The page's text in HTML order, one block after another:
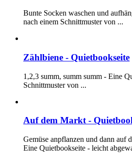
Bunte Socken waschen und
nach einem Schnittmuster von ...
Zählbiene - Quietbookseite
1,2,3 summ, summ summ - Eine
Schnittmuster von ...
Auf dem Markt -
Gemüse anpflanzen und dann auf
Eine Quietbookseite - leicht